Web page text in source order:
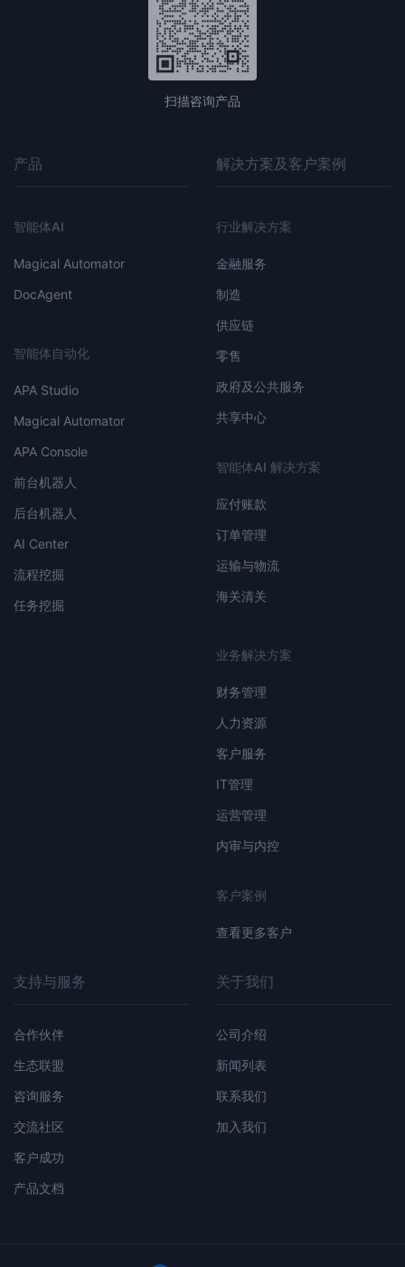
扫描咨询产品
产品
智能体AI
Magical Automator
DocAgent
智能体自动化
APA Studio
Magical Automator
APA Console
前台机器人
后台机器人
AI Center
流程挖掘
任务挖掘
解决方案及客户案例
行业解决方案
金融服务
制造
供应链
零售
政府及公共服务
共享中心
智能体AI 解决方案
应付账款
订单管理
运输与物流
海关清关
业务解决方案
财务管理
人力资源
客户服务
IT管理
运营管理
内审与内控
客户案例
查看更多客户
支持与服务
合作伙伴
生态联盟
咨询服务
交流社区
客户成功
产品文档
关于我们
公司介绍
新闻列表
联系我们
加入我们